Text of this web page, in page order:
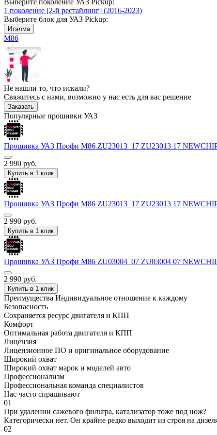
1 поколение [2-й рестайлинг] (2016-2023)
Выберите блок для УАЗ Pickup:
Итэлма
М86
Не нашли то, что искали?
Свяжитесь с нами, возможно у нас есть для вас решение
Заказать
Популярные прошивки УАЗ
Прошивка УАЗ Профи М86 ZU23013_17 ZU23013 17
2 990 руб.
Купить в 1 клик
Прошивка УАЗ Профи М86 ZU23013_17 ZU23013 17
2 990 руб.
Купить в 1 клик
Прошивка УАЗ Профи М86 ZU03004_07 ZU03004 07
2 990 руб.
Купить в 1 клик
Преимущества Индивидуальное отношение к каждому
Безопасность
Сохраняется ресурс двигателя и КПП
Комфорт
Оптимальная работа двигателя и КПП
Лицензия
Лицензионное ПО и оригинальное оборудование
Широкий охват
Широкий охват марок и моделей авто
Профессионализм
Профессиональная команда специалистов
Нас часто спрашивают
01
При удалении сажевого фильтра, катализатор тоже под нож?
Категорически нет. Он крайне редко выходит из строя на
02